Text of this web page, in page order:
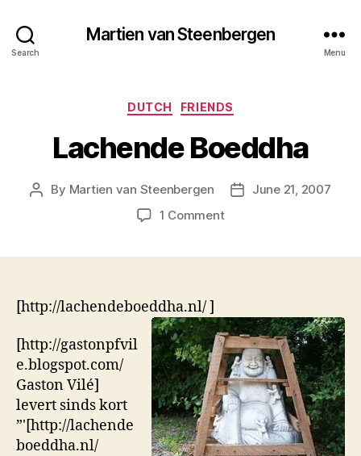
Search
Martien van Steenbergen
Menu
Categories
DUTCH FRIENDS
Lachende Boeddha
Post
By Martien van Steenbergen
PostJune 21, 2007
1 Commenton
[http://lachendeboeddha.nl/]
[http://gastonpfvil
e.blogspot.com/
Gaston Vilé]
levert sinds kort
”'[http://lachende
boeddha.nl/